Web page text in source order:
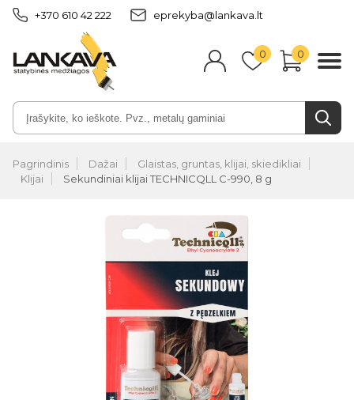
+370 610 42 222 eprekyba@lankava.lt
0 0
Pagrindinis Dažai
Glaistas, gruntas, klijai, skiedikliai
Klijai
Sekundiniai klijai TECHNICQLL C-990, 8 g